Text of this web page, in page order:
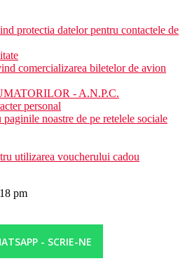
cabaret
la aproximativ 100 de metri de hotel
sunt disponibile gratuit
sunt disponibile contra cost
cost
plaja
protectia datelor pentru contactele de
comercializarea biletelor de avion
- A.N.P.C.
personal
noastre de pe retelele sociale
utilizarea voucherului cadou
pm
- SCRIE-NE